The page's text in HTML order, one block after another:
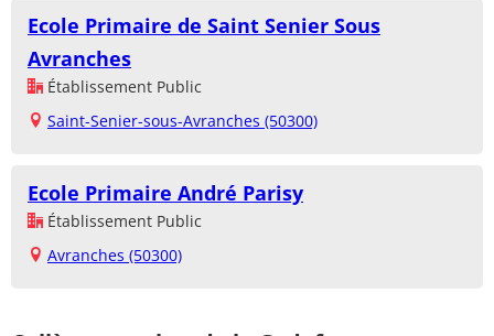
Ecole Primaire de Saint Senier Sous
Avranches
Établissement Public
Saint-Senier-sous-Avranches (50300)
Ecole Primaire André Parisy
Établissement Public
Avranches (50300)